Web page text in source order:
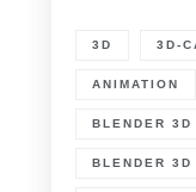
3D 3D-
ANIMATION
BLENDER 3D
BLENDER 3D